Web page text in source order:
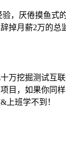
，厌倦摸鱼式
掉月薪2万的总
万挖掘测试互
目，如果你同
上班学不到！